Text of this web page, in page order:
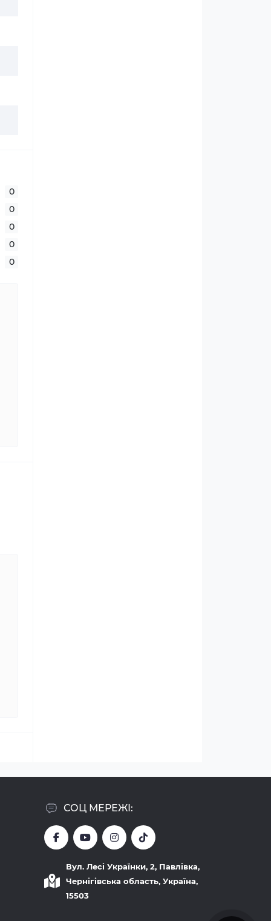
0
0
0
0
0
СОЦ МЕРЕЖІ:
Вул. Лесі Українки, 2, Павлівка,
Чернігівська область, Україна,
15503